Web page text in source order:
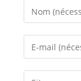
Enter
your
name
Enter
your
email
Saisir